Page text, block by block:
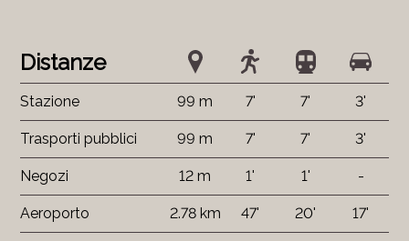
Distanze
Stazione 99 m 7' 7' 3'
Trasporti pubblici 99 m 7' 7' 3'
Negozi 12 m 1' 1' -
Aeroporto 2.78 km 47' 20' 17'